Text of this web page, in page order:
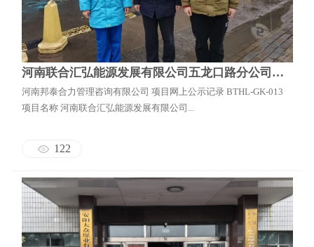
河南联合汇弘能源发展有限公司五龙口路分公司安全现状评价
河南邦泰合力管理咨询有限公司 项目网上公示记录 BTHL-GK-013
项目名称 河南联合汇弘能源发展有限公司...
122